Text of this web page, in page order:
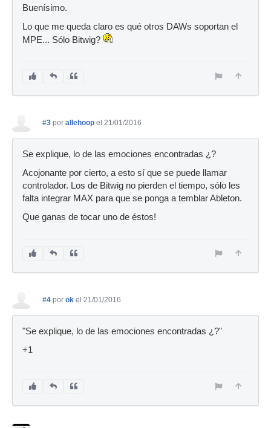
Buenísimo.
Lo que me queda claro es qué otros DAWs soportan el
MPE... Sólo Bitwig?
#3 por allehoop el 21/01/2016
Se explique, lo de las emociones encontradas ¿?
Acojonante por cierto, a esto sí que se puede llamar
controlador. Los de Bitwig no pierden el tiempo, sólo les
falta integrar MAX para que se ponga a temblar Ableton.
Que ganas de tocar uno de éstos!
#4 por ok el 21/01/2016
"Se explique, lo de las emociones encontradas ¿?"
+1